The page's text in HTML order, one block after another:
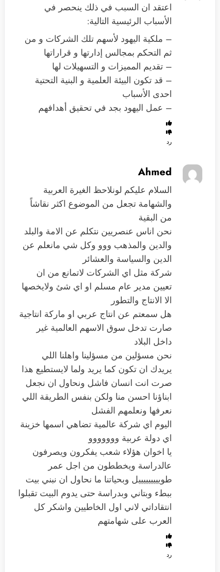
اعتقد ان السبب في ذلك ينحصر في
الأسباب الرئيسية التالية:
– ملكية اليهود لأسهم تلك الشركات و من
ثم التحكم بمجالس إدارتها و قراراتها
– تقديم المميزات و التسهيلات لها
– قد تكون البيئة العلمية و البنية التحتية
احدى الأسباب
– عمل اليهود بجد في تحقيق أهدافهم
رد
Ahmed
السلام عليكم لونلاحظ الغيرة العربية
والشهامة تجعل من الموضوع اكثر نقاشاً
من البقية
نحن اناس عنصريين نتكلم عن الامة والبلد
والدين والمذهب ووو وكل شي مانعلم عن
الدين والسياسة والعشائر
شركة مثل اي الشركات لاتمانع من ان
تعيين مدير عام مسلم او اي شئ ولايخصها
الا الانتاج والتطور
هل سمعتم عن انتاج عربي او ماركة انتاجية
صارت تدخل سوق الاسهم العالمية غير
داخل البلاد
نحن مسؤلين من مسؤلينا واهلنا اللي
يريدك ان تكون كما يريد ولما لايستطيع هذا
صرت انت انسان فاشل ونحاول ان نجعل
ابناؤنا احسن منا ولكن بنفس الطريقة اللي
نعرفها ونعلمهم الفشل
اليوم اي شركة عالمية تضاهي اسمها خزينة
اي دولة عربية ووووووو
يا اخوان هؤلاء شعب يفكرون ويصرفون
عالدراسة ويخططون من اجل عمر
طويييييييييل وبحياتنا ما نحاول ان نبني بيت
ببطء وبتاني وبدراسة حتى يدوم البيت تقبلوا
انتقاداتي لاني اول الخاطيين واشكر كل
العرب على شهامتهم
رد